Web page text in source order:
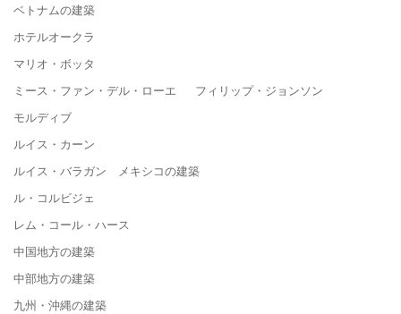
ベトナムの建築
ホテルオークラ
マリオ・ボッタ
ミース・ファン・デル・ローエ フィリップ・ジョンソン
モルディブ
ルイス・カーン
ルイス・バラガン メキシコの建築
ル・コルビジェ
レム・コール・ハース
中国地方の建築
中部地方の建築
九州・沖縄の建築